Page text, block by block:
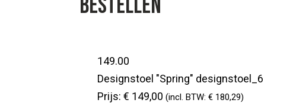
Bestellen
149.00
Designstoel "Spring" designstoel_6
Prijs: € 149,00 (incl. BTW: € 180,29)